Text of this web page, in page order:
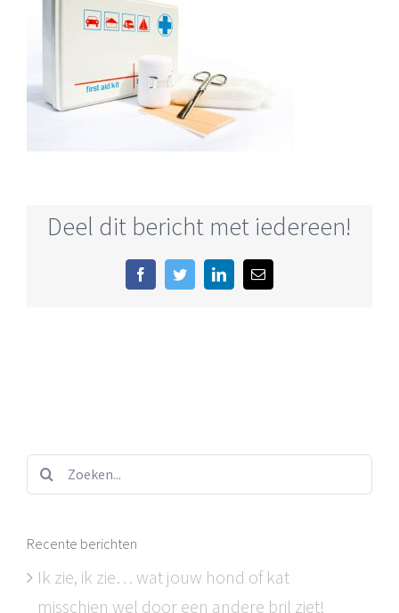
Deel dit bericht met iedereen!
FacebookTwitterLinkedIn
E-
Zoeken...
Recente berichten
Ik zie, ik zie… wat jouw hond of kat
misschien wel door een andere bril ziet!